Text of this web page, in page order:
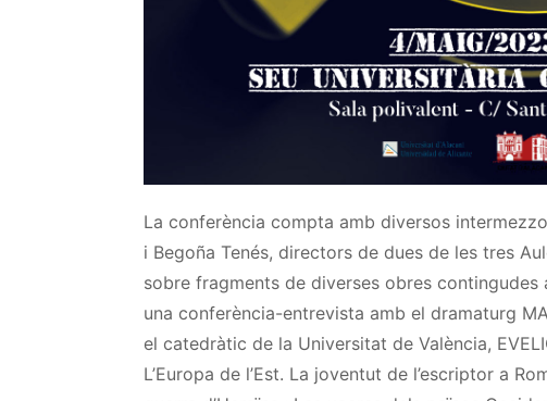
La conferència compta amb diversos
i Begoña Tenés, directors de dues de les tres
sobre fragments de diverses obres contingudes
una conferència-entrevista amb el dramaturg
el catedràtic de la Universitat de València,
L’Europa de l’Est. La joventut de l’escriptor a